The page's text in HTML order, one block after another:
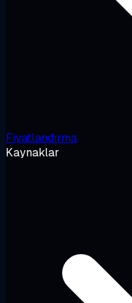
Fiyatlandırma
Kaynaklar